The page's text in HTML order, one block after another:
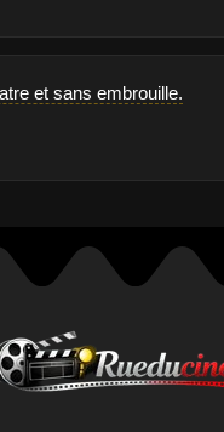
et sans embrouille.